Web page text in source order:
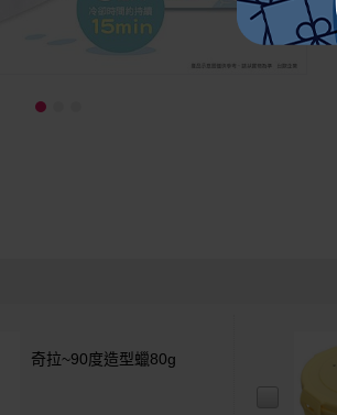
奇拉~90度造型蠟80g